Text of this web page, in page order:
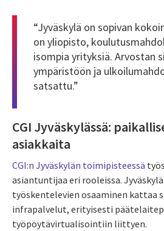
“Jyväskylä on sopivan
on yliopisto,
isompia yrityksiä. Arvostan
ympäristöön ja
satsattu.”
CGI Jyväskylässä:
asiakkaita
CGI:n Jyväskylän toimipisteessä
asiantuntijaa eri rooleissa.
työskentelevien osaaminen kattaa
infrapalvelut, erityisesti
työpöytävirtualisointiin liittyen.